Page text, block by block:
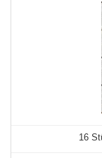
16